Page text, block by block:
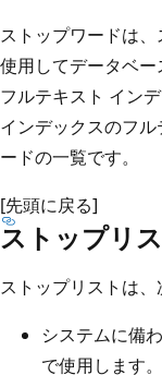
ストップワードは
使用してデータベー
フルテキスト イン
インデックスのフ
ードの一覧です。
[先頭に戻る]
ストップリ
ストップリストは、
システムに備
で使用します